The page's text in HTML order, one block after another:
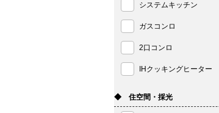
システムキッチン
ガスコンロ
2口コンロ
IHクッキングヒーター
◆ 住空間・採光